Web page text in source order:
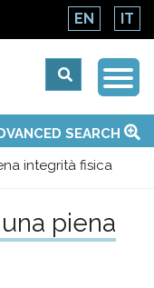
EN IT
SEARCH
integrità fisica
piena